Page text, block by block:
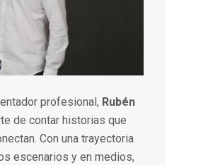
profesional, Rubén
de contar historias que
Con una trayectoria
escenarios y en medios,